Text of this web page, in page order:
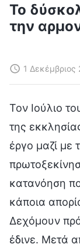
Το
την
1 Δεκέμβριος
Τον Ιούλιο
της
έργο μαζί με
κατανόηση
κάποια
Δεχόμουν
έδινε. Μετά